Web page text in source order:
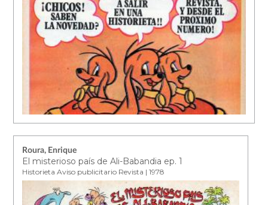
Roura, Enrique
El misterioso país de Ali-Babandia ep. 1
Historieta Aviso publicitario Revista | 1978